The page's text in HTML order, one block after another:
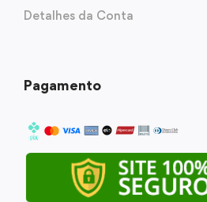
Detalhes da Conta
Pagamento